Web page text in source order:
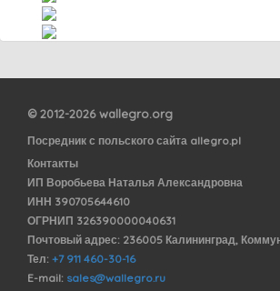
© 2012-2026 wallegro.org
Посредник с польского сайта allegro.pl
Контакты
ИП Воробьева Наталья Александровна
ИНН 390705644610
ОГРНИП 326390000040631
Почтовый адрес: 236005 Калининград,
Тел: +7 911 460-30-16
E-mail: sales@wallegro.ru